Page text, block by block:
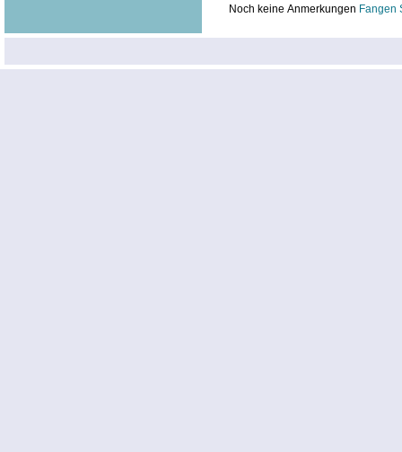
Noch keine Anmerkungen Fangen